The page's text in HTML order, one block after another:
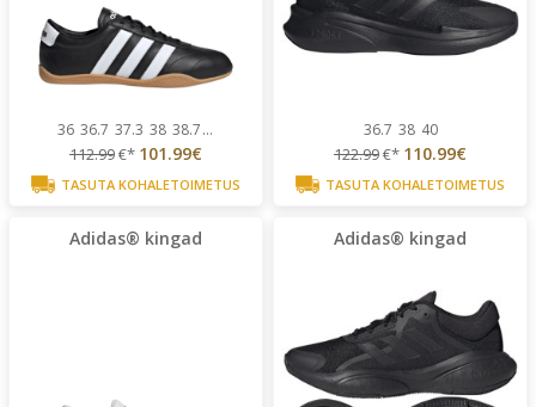
36 36.7 37.3 38 38.7...
112.99€* 101.99€
TASUTA KOHALETOIMETUS
36.7 38 40
122.99€* 110.99€
TASUTA KOHALETOIMETUS
Adidas® kingad Adidas® kingad